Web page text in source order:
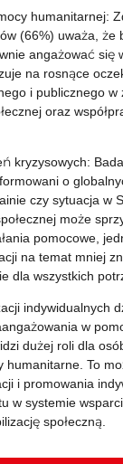
humanitarnej:
(66%) uważa, że
angażować się
na rosnące
i publicznego w
oraz
kryzysowych:
o
czy sytuacja w
może
pomocowe,
na temat mniej
dla wszystkich
indywidualnych
w
dużej roli dla
humanitarne. To
i promowania
w systemie
społeczną.